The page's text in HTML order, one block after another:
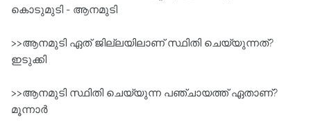
കൊടുമുടി - ആനമുടി
>>ആനമുടി ഏത് ജില്ലയിലാണ് സ്ഥിതി ചെയ്യുന്നത്?
ഇടുക്കി
>>ആനമുടി സ്ഥിതി ചെയ്യുന്ന പഞ്ചായത്ത് ഏതാണ്?
മൂന്നാർ